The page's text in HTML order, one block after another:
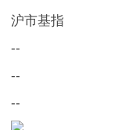
沪市基指
--
--
--